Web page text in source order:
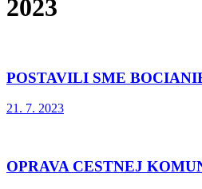
2023
POSTAVILI SME
21. 7. 2023
OPRAVA CESTNEJ